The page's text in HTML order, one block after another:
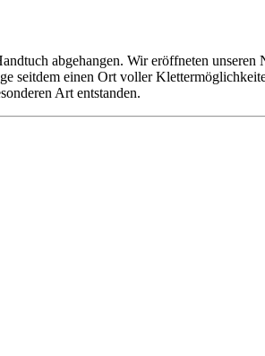
abgehangen. Wir eröffneten
seitdem einen Ort voller
Art entstanden.